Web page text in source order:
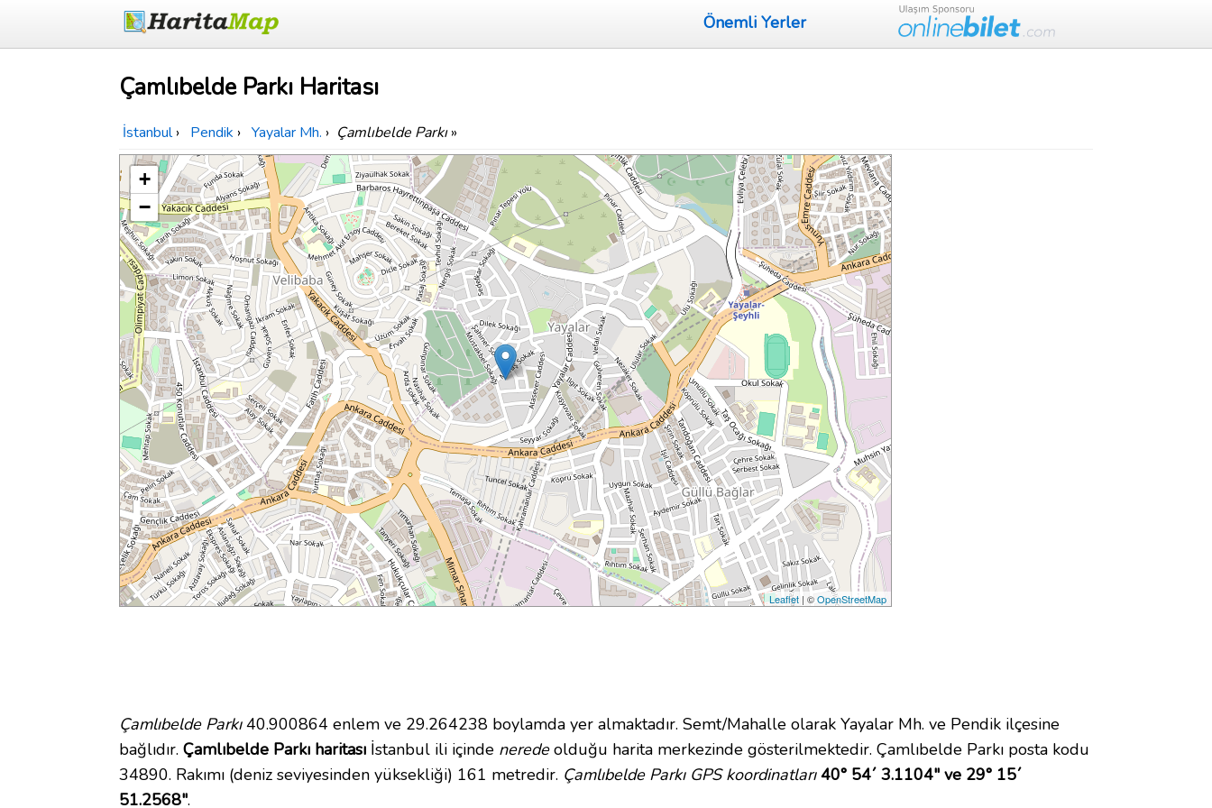
Önemli Yerler
Çamlıbelde Parkı Haritası
İstanbul › Pendik › Yayalar Mh. › Çamlıbelde Parkı»
+
−
Leaflet | ©OpenStreetMap
Çamlıbelde Parkı40.900864 enlem ve 29.264238 boylamda yer almaktadır. Semt/Mahalle olarak Yayalar Mh. ve Pendik ilçesine
bağlıdır. Çamlıbelde Parkı haritası İstanbul ili içinde neredeolduğu harita merkezinde gösterilmektedir. Çamlıbelde Parkı posta kodu
34890. Rakımı (deniz seviyesinden yüksekliği) 161 metredir. Çamlıbelde Parkı GPS koordinatları 40° 54´ 3.1104" ve 29° 15´
51.2568".